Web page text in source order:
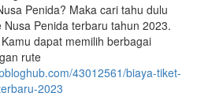
Penida? Maka cari tahu dulu
Penida terbaru tahun 2023.
dapat memilih berbagai
rute
43012561/biaya-tiket-
2023